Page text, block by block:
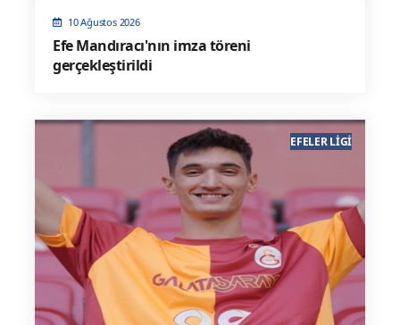
10 Ağustos 2026
Efe Mandıracı'nın imza töreni
gerçekleştirildi
EFELER LIGI